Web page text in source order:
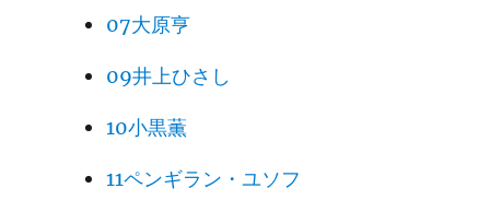
07大原亨
09井上ひさし
10小黒薫
11ペンギラン・ユソフ